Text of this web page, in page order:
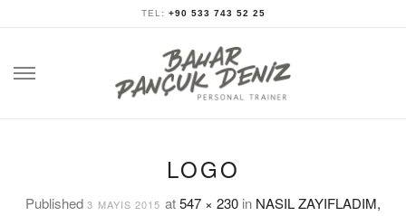
TEL: +90 533 743 52 25
LOGO
Published3 MAYIS 2015 at547 × 230in NASIL ZAYIFLADIM,